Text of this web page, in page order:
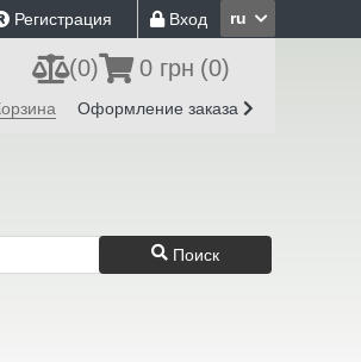
ru
Вход
Регистрация
(0) 0 грн (0)
Оформление заказа
Поиск